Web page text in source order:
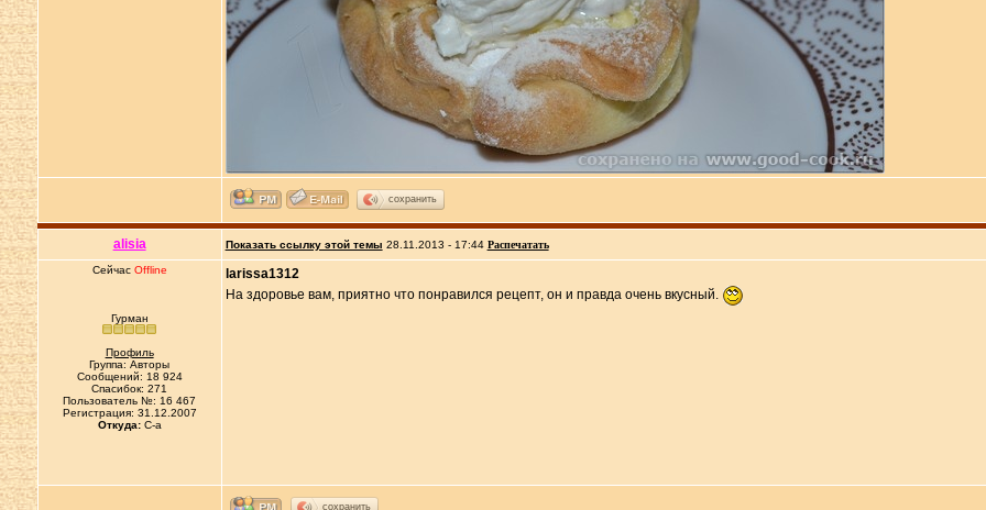
сохранить
alisia Показать ссылку этой темы 28.11.2013 - 17:44 Распечатать
Сейчас Offline
Гурман
Профиль
Группа: Авторы
Сообщений: 18 924
Спасибок: 271
Пользователь №: 16 467
Регистрация: 31.12.2007
Откуда:C-a
larissa1312
На здоровье вам, приятно что понравился рецепт, он и правда очень вкусный.
сохранить